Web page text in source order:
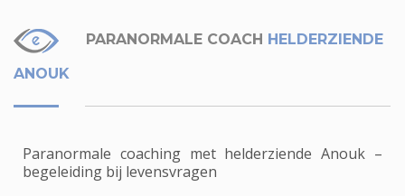
PARANORMALE COACH HELDERZIENDE
ANOUK
Paranormale coaching met helderziende Anouk –
begeleiding bij levensvragen